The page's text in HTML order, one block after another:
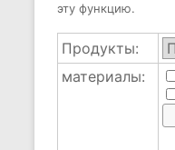
эту функцию.
Продукты:
материалы: